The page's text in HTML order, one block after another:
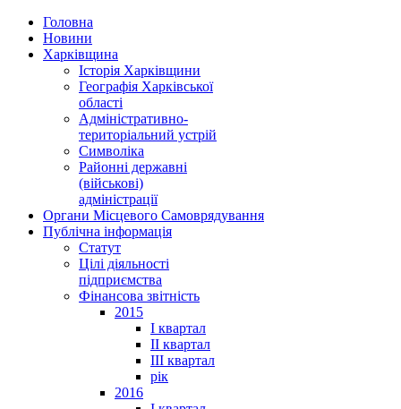
Головна
Новини
Харківщина
Історія Харківщини
Географія Харківської
області
Адміністративно-
територіальний устрій
Символіка
Районні державні
(військові)
адміністрації
Органи Місцевого Самоврядування
Публічна інформація
Статут
Цілі діяльності
підприємства
Фінансова звітність
2015
I квартал
II квартал
III квартал
рік
2016